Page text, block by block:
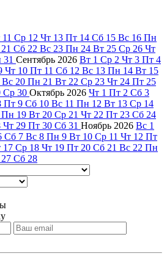
11 Ср 12 Чт 13 Пт 14 Сб 15 Вс 16 Пн
21 Сб 22 Вс 23 Пн 24 Вт 25 Ср 26 Чт
31 Сентябрь 2026 Вт 1 Ср 2 Чт 3 Пт 4
Чт 10 Пт 11 Сб 12 Вс 13 Пн 14 Вт 15
Вс 20 Пн 21 Вт 22 Ср 23 Чт 24 Пт 25
Ср 30 Октябрь 2026 Чт 1 Пт 2 Сб 3
Пт 9 Сб 10 Вс 11 Пн 12 Вт 13 Ср 14
Пн 19 Вт 20 Ср 21 Чт 22 Пт 23 Сб 24
Чт 29 Пт 30 Сб 31 Ноябрь 2026 Вс 1
Сб 7 Вс 8 Пн 9 Вт 10 Ср 11 Чт 12 Пт
17 Ср 18 Чт 19 Пт 20 Сб 21 Вс 22 Пн
27 Сб 28